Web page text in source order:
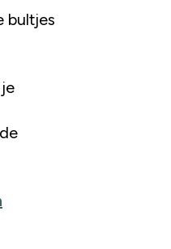
bultjes